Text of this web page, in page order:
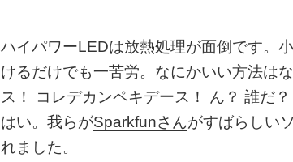
ハイパワーLEDは放熱処理が面倒です。
けるだけでも一苦労。なにかいい方法は
ス！ コレデカンペキデース！ ん？ 誰だ
はい。我らがSparkfunさんがすばらしい
れました。